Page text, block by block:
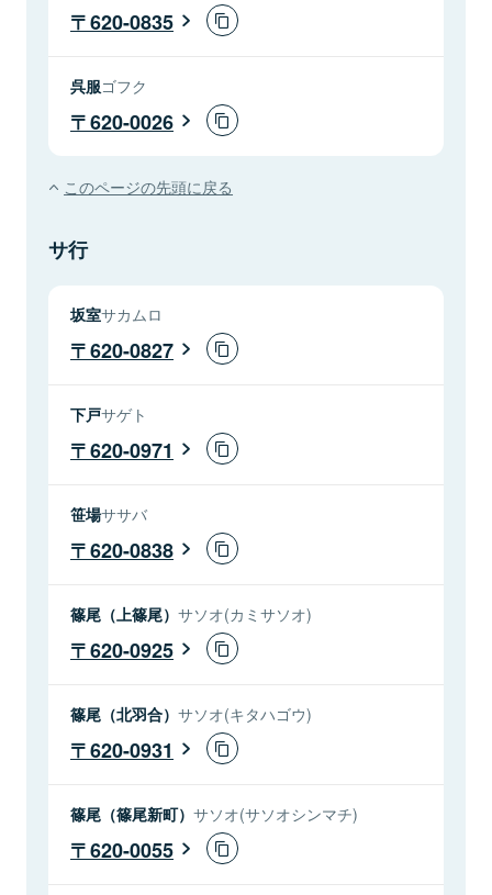
620-0835
呉服ゴフク
620-0026
このページの先頭に戻る
サ行
坂室サカムロ
620-0827
下戸サゲト
620-0971
笹場ササバ
620-0838
篠尾（上篠尾） サソオ(カミサソオ)
620-0925
篠尾（北羽合） サソオ(キタハゴウ)
620-0931
篠尾（篠尾新町） サソオ(サソオシンマチ)
620-0055